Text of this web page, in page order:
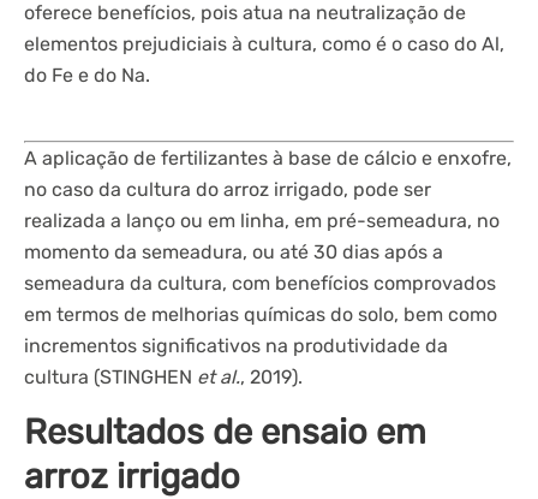
oferece benefícios, pois atua na neutralização de
elementos prejudiciais à cultura, como é o caso do Al,
do Fe e do Na.
A aplicação de fertilizantes à base de cálcio e enxofre,
no caso da cultura do arroz irrigado, pode ser
realizada a lanço ou em linha, em pré-semeadura, no
momento da semeadura, ou até 30 dias após a
semeadura da cultura, com benefícios comprovados
em termos de melhorias químicas do solo, bem como
incrementos significativos na produtividade da
cultura (STINGHEN et al., 2019).
Resultados de ensaio em
arroz irrigado